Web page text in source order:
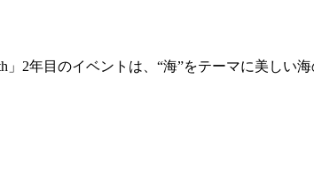
2年目のイベントは、“海”をテーマに美しい